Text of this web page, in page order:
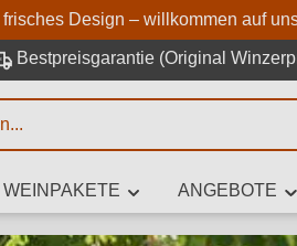
Zum
Zur Suche
Zur
frisches Design – willkommen auf
Bestpreisgarantie (Original
WEINPAKETE ANGEBOTE